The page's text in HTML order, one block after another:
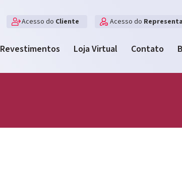
Acesso do Cliente Acesso do
Revestimentos Loja Virtual Contato